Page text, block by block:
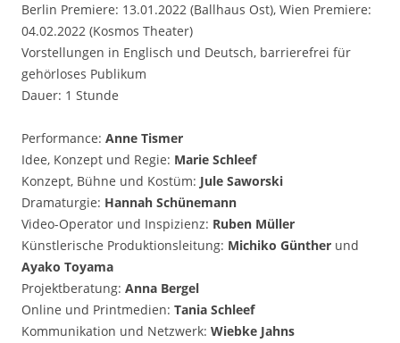
Berlin Premiere: 13.01.2022 (Ballhaus Ost), Wien Premiere:
04.02.2022 (Kosmos Theater)
Vorstellungen in Englisch und Deutsch, barrierefrei für
gehörloses Publikum
Dauer: 1 Stunde
Performance: Anne Tismer
Idee, Konzept und Regie: Marie Schleef
Konzept, Bühne und Kostüm: Jule Saworski
Dramaturgie: Hannah Schünemann
Video-Operator und Inspizienz: Ruben Müller
Künstlerische Produktionsleitung: Michiko Günther und
Ayako Toyama
Projektberatung: Anna Bergel
Online und Printmedien: Tania Schleef
Kommunikation und Netzwerk: Wiebke Jahns